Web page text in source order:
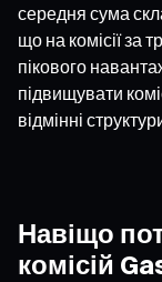
середня сума
що на комісії за
пікового
підвищувати
відмінні
Навіщо
комісій